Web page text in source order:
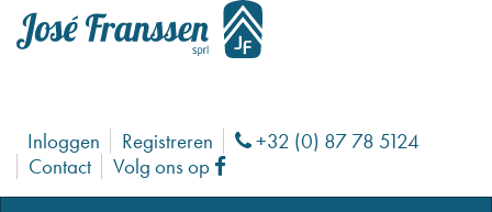
Inloggen Registreren Phone
+32 (0) 87 78 5124
Contact
Volg ons op Facebook